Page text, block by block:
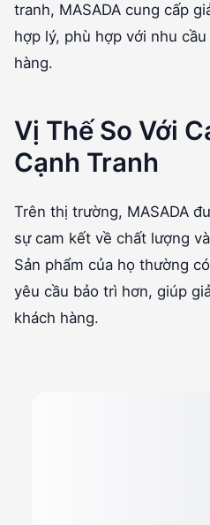
tranh, MASADA cung cấp
hợp lý, phù hợp với nhu
hàng.
Vị Thế So Với
Cạnh Tranh
Trên thị trường, MASADA
sự cam kết về chất lượng
Sản phẩm của họ thường
yêu cầu bảo trì hơn, giúp
khách hàng.